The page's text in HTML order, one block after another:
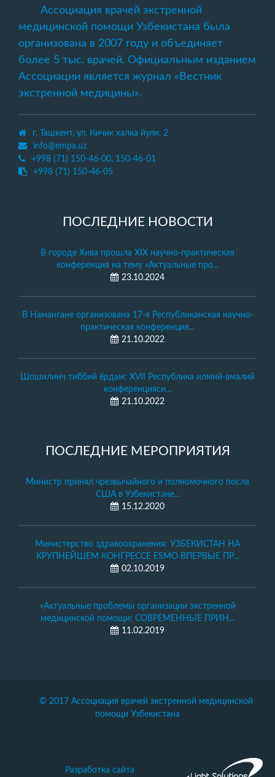
Ассоциация врачей экстренной
медицинской помощи Узбекистана была
организована в 2007 году и объединяет
более 5 тыс. врачей. Официальным изданием
Ассоциации является журнал «Вестник
экстренной медицины».
г. Ташкент, ул. Кичик халка йули, 2
info@empa.uz
+998 (71) 150-46-00, 150-46-01
+998 (71) 150-46-05
ПОСЛЕДНИЕ НОВОСТИ
В городе Хива прошла XIX научно-практическая
конференция на тему «Актуальные про...
23.10.2024
В Намангане организована 17-я Республиканская научно-
практическая конференция...
21.10.2022
Шошилинч тиббий ёрдам: XVII Республика илмий-амалий
конференцияси...
21.10.2022
ПОСЛЕДНИЕ МЕРОПРИЯТИЯ
Министр принял чрезвычайного и полномочного посла
США в Узбекистане...
15.12.2020
Министерство здравоохранения: УЗБЕКИСТАН НА
КРУПНЕЙШЕМ КОНГРЕССЕ ESMO ВПЕРВЫЕ ПР...
02.10.2019
«Актуальные проблемы организации экстренной
медицинской помощи: СОВРЕМЕННЫЕ ПРИН...
11.02.2019
© 2017 Ассоциация врачей экстренной медицинской
помощи Узбекистана
Разработка сайта